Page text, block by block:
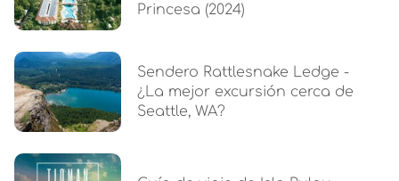
Princesa (2024)
Sendero Rattlesnake Ledge -
¿La mejor excursión cerca de
Seattle, WA?